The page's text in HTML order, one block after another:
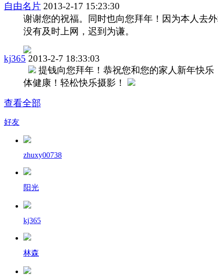
自由名片 2013-2-17 15:23:30
谢谢您的祝福。同时也向您拜年！因为本人去
没有及时上网，迟到为谦。
kj365 2013-2-7 18:33:03
提钱向您拜年！恭祝您和您的家人新年快乐
体健康！轻松快乐摄影！
查看全部
好友
zhuxy00738
阳光
kj365
林森